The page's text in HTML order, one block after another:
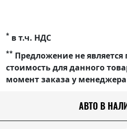
* в т.ч. НДС
** Предложение не
стоимость для данного
момент заказа у менеджера
АВТО В